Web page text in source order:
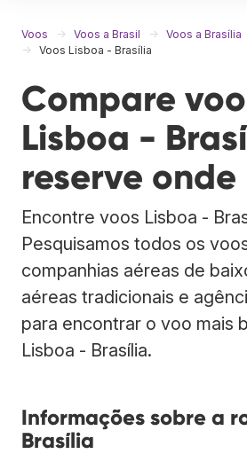
Voos Voos a Brasil
Voos a Brasília
Voos Lisboa - Brasília
Compare
Lisboa -
reserve
Encontre voos Lisboa -
Pesquisamos todos os
companhias aéreas de
aéreas tradicionais e
para encontrar o voo mais
Lisboa - Brasília.
Informações sobre a
Brasília